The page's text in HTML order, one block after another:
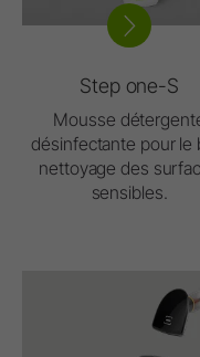
Step one-S
Mousse
désinfectante pour le
nettoyage des
sensibles.